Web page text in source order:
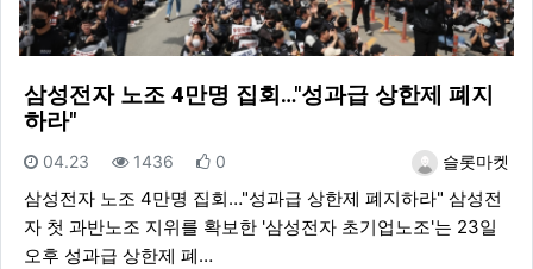
삼성전자 노조 4만명 집회…"성과급 상한제 폐지
하라"
등록자슬롯마켓
등록일
04.23 조회
1436 추천
0
삼성전자 노조 4만명 집회…"성과급 상한제 폐지하라" 삼성전
자 첫 과반노조 지위를 확보한 '삼성전자 초기업노조'는 23일
오후 성과급 상한제 폐…